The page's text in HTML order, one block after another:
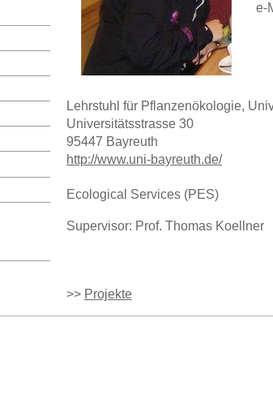
e-
Lehrstuhl für Pflanzenökologie,
Universitätsstrasse 30
95447 Bayreuth
http://www.uni-bayreuth.de/
Ecological Services (PES)
Supervisor: Prof. Thomas Koellner
>> Projekte